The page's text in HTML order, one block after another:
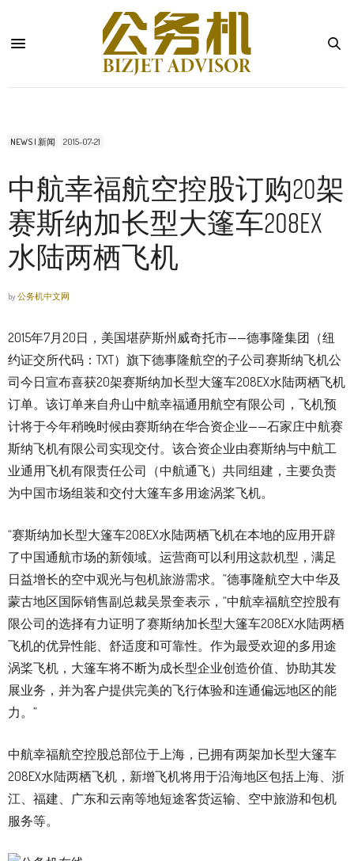
NEWS | 新闻 2015-07-21
中航幸福航空控股订购20架
赛斯纳加长型大篷车208EX
水陆两栖飞机
by公务机中文网
2015年7月20日，美国堪萨斯州威奇托市——德事隆集团（纽
约证交所代码：TXT）旗下德事隆航空的子公司赛斯纳飞机公
司今日宣布喜获20架赛斯纳加长型大篷车208EX水陆两栖飞机
订单。该订单来自舟山中航幸福通用航空有限公司，飞机预
计将于今年稍晚时候由赛斯纳在华合资企业——石家庄中航赛
斯纳飞机有限公司实现交付。该合资企业由赛斯纳与中航工
业通用飞机有限责任公司（中航通飞）共同组建，主要负责
为中国市场组装和交付大篷车多用途涡桨飞机。
“赛斯纳加长型大篷车208EX水陆两栖飞机在本地的应用开辟
了中国通航市场的新领域。运营商可以利用这款机型，满足
日益增长的空中观光与包机旅游需求。”德事隆航空大中华及
蒙古地区国际销售副总裁吴景奎表示，“中航幸福航空控股有
限公司的选择有力证明了赛斯纳加长型大篷车208EX水陆两栖
飞机的优异性能、舒适度和可靠性。作为最受欢迎的多用途
涡桨飞机，大篷车将不断为成长型企业创造价值、协助其发
展业务，并为客户提供完美的飞行体验和连通偏远地区的能
力。”
中航幸福航空控股总部位于上海，已拥有两架加长型大篷车
208EX水陆两栖飞机，新增飞机将用于沿海地区包括上海、浙
江、福建、广东和云南等地短途客货运输、空中旅游和包机
服务等。